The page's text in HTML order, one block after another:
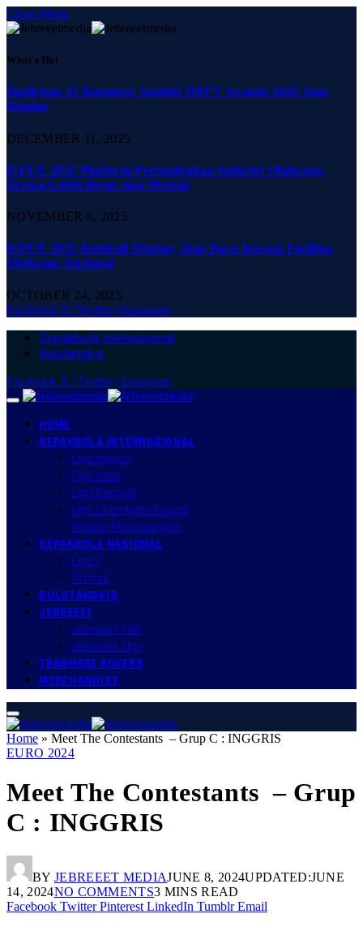
Close Menu
What's Hot
Hadirkan 21 Kategori, Santini JMTV Awards 2025 Siap
Digelar
DECEMBER 11, 2025
ISFEX 2025 Platform Pertumbuhan Industri Olahraga,
Terasa Lebih Besar dan Meriah
NOVEMBER 8, 2025
ISFEX 2025 Kembali Digelar, Siap Pacu Inovasi Fasilitas
Olahraga Nasional
OCTOBER 24, 2025
Facebook X (Twitter) Instagram
Sepakbola Internasional
Bulutangkis
Facebook X (Twitter) Instagram
HOME
SEPAKBOLA INTERNASIONAL
Liga Inggris
Liga Italia
Liga Spanyol
Liga Champion/Europa
Timnas Mancanegara
SEPAKBOLA NASIONAL
Liga 1
Timnas
BULUTANGKIS
JEBREEET
Jebreeet Talk
Jebreeet Tips
TRANMERE ROVERS
MERCHANDISE
Home » Meet The Contestants – Grup C : INGGRIS
EURO 2024
Meet The Contestants – Grup
C : INGGRIS
BY JEBREEET MEDIAJUNE 8, 2024UPDATED:JUNE
14, 2024NO COMMENTS3 MINS READ
Facebook Twitter Pinterest LinkedIn Tumblr Email